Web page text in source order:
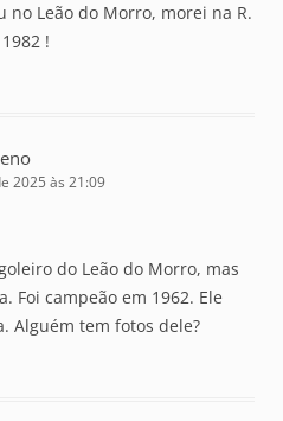
no Leão do Morro, morei na R.
!
2025 às 21:09
do Leão do Morro, mas
Foi campeão em 1962. Ele
Alguém tem fotos dele?